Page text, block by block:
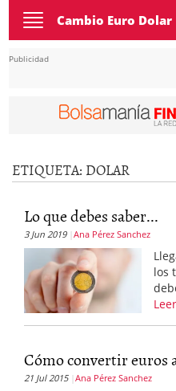
Toggle
navigation
Cambio Euro Dolar
Publicidad
ETIQUETA: DOLAR
Lo que debes saber...
3 Jun 2019 Ana Pérez Sanchez
los
Leer
Cómo convertir euros
21 Jul 2015 Ana Pérez Sanchez